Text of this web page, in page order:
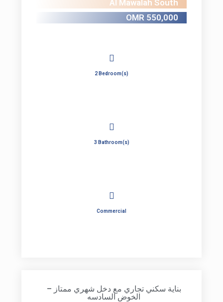
Al Mawalah South
OMR 550,000
2 Bedroom(s)
3 Bathroom(s)
Commercial
بناية سكني تجاري مع دخل شهري ممتاز –
الخوض السادسه